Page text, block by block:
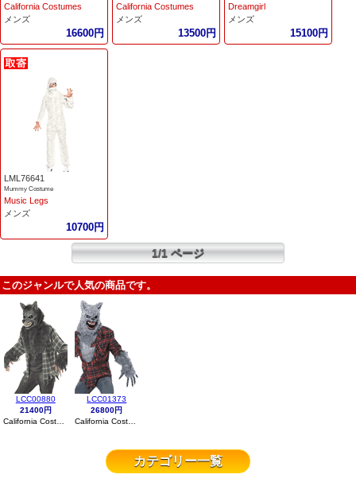
California Costumes
メンズ
16600円
California Costumes
メンズ
13500円
Dreamgirl
メンズ
15100円
LML76641
Mummy Costume
Music Legs
メンズ
10700円
1/1 ページ
このジャンルで人気の商品です。
LCC00880
21400円
LCC01373
26800円
カテゴリー一覧